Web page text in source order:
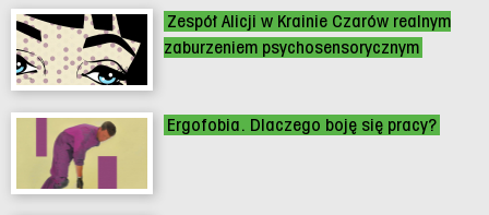
Zespół Alicji w Krainie Czarów realnym
zaburzeniem psychosensorycznym
Ergofobia. Dlaczego boję się pracy?